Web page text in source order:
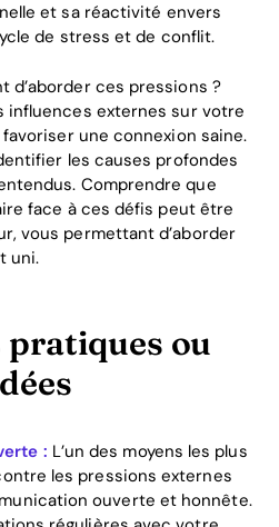
et sa réactivité envers
de stress et de conflit.
d’aborder ces pressions ?
influences externes sur votre
une connexion saine.
les causes profondes
Comprendre que
face à ces défis peut être
vous permettant d’aborder
uni.
ou
: L’un des moyens les plus
les pressions externes
ouverte et honnête.